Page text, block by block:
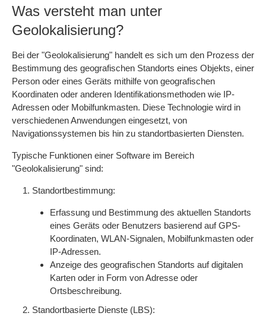
Was versteht man unter
Geolokalisierung?
Bei der "Geolokalisierung" handelt es sich um den Prozess der
Bestimmung des geografischen Standorts eines Objekts, einer
Person oder eines Geräts mithilfe von geografischen
Koordinaten oder anderen Identifikationsmethoden wie IP-
Adressen oder Mobilfunkmasten. Diese Technologie wird in
verschiedenen Anwendungen eingesetzt, von
Navigationssystemen bis hin zu standortbasierten Diensten.
Typische Funktionen einer Software im Bereich
"Geolokalisierung" sind:
Standortbestimmung:
Erfassung und Bestimmung des aktuellen Standorts
eines Geräts oder Benutzers basierend auf GPS-
Koordinaten, WLAN-Signalen, Mobilfunkmasten oder
IP-Adressen.
Anzeige des geografischen Standorts auf digitalen
Karten oder in Form von Adresse oder
Ortsbeschreibung.
Standortbasierte Dienste (LBS):